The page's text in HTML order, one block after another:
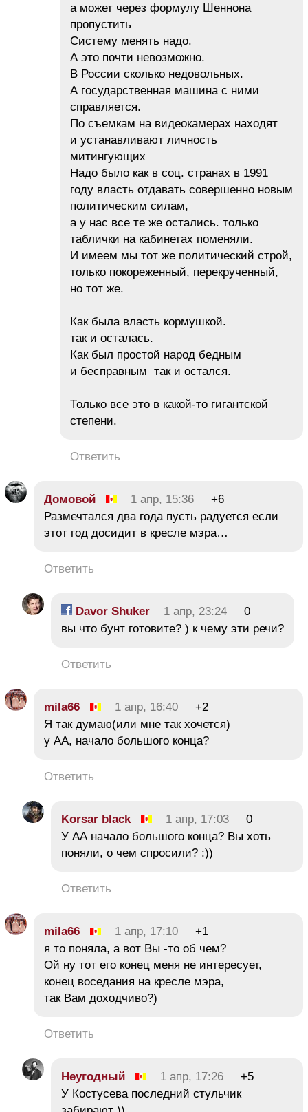
а может через формулу Шеннона
пропустить
Систему менять надо.
А это почти невозможно.
В России сколько недовольных.
А государственная машина с ними
справляется.
По съемкам на видеокамерах находят
и устанавливают личность
митингующих
Надо было как в соц. странах в 1991
году власть отдавать совершенно новым
политическим силам,
а у нас все те же остались. только
таблички на кабинетах поменяли.
И имеем мы тот же политический строй,
только покореженный, перекрученный,
но тот же.
Как была власть кормушкой.
так и осталась.
Как был простой народ бедным
и бесправным так и остался.
Только все это в какой-то гигантской
степени.
Ответить
Домовой 1 апр, 15:36
+6
Размечтался два года пусть радуется если
этот год досидит в кресле мэра…
Ответить
Davor Shuker 1 апр, 23:24
0
вы что бунт готовите? ) к чему эти речи?
Ответить
mila66 1 апр, 16:40
+2
Я так думаю(или мне так хочется)
у АА, начало большого конца?
Ответить
Korsar black 1 апр, 17:03
0
У АА начало большого конца? Вы хоть
поняли, о чем спросили? :))
Ответить
mila66 1 апр, 17:10
+1
я то поняла, а вот Вы -то об чем?
Ой ну тот его конец меня не интересует,
конец воседания на кресле мэра,
так Вам доходчиво?)
Ответить
Неугодный 1 апр, 17:26
+5
У Костусева последний стульчик